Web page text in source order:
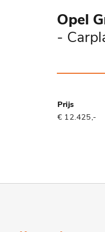
Opel
-
Prijs
€ 12.425,-